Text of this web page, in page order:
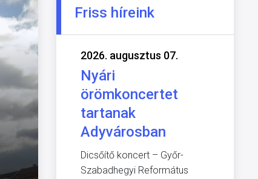
Friss híreink
2026. augusztus 07.
Nyári
örömkoncertet
tartanak
Adyvárosban
Dicsőítő koncert – Győr-
Szabadhegyi Református